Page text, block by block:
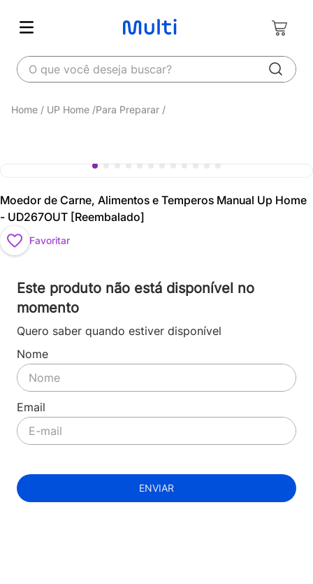
O que você deseja buscar?
UP Home Para Preparar
Moedor de Carne, Alimentos e Temperos Manual Up Home
- UD267OUT [Reembalado]
Favoritar
Este produto não está disponível no
momento
Quero saber quando estiver disponível
ENVIAR